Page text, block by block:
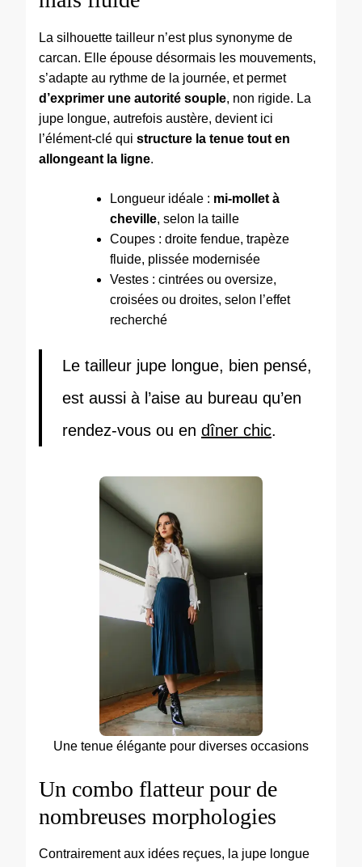
La silhouette tailleur n’est plus synonyme de
carcan. Elle épouse désormais les mouvements,
s’adapte au rythme de la journée, et permet
d’exprimer une autorité souple, non rigide. La
jupe longue, autrefois austère, devient ici
l’élément-clé qui structure la tenue tout en
allongeant la ligne.
Longueur idéale : mi-mollet à
cheville, selon la taille
Coupes : droite fendue, trapèze
fluide, plissée modernisée
Vestes : cintrées ou oversize,
croisées ou droites, selon l’effet
recherché
Le tailleur jupe longue, bien pensé,
est aussi à l’aise au bureau qu’en
rendez-vous ou en dîner chic.
Une tenue élégante pour diverses occasions
Un combo flatteur pour de
nombreuses morphologies
Contrairement aux idées reçues, la jupe longue